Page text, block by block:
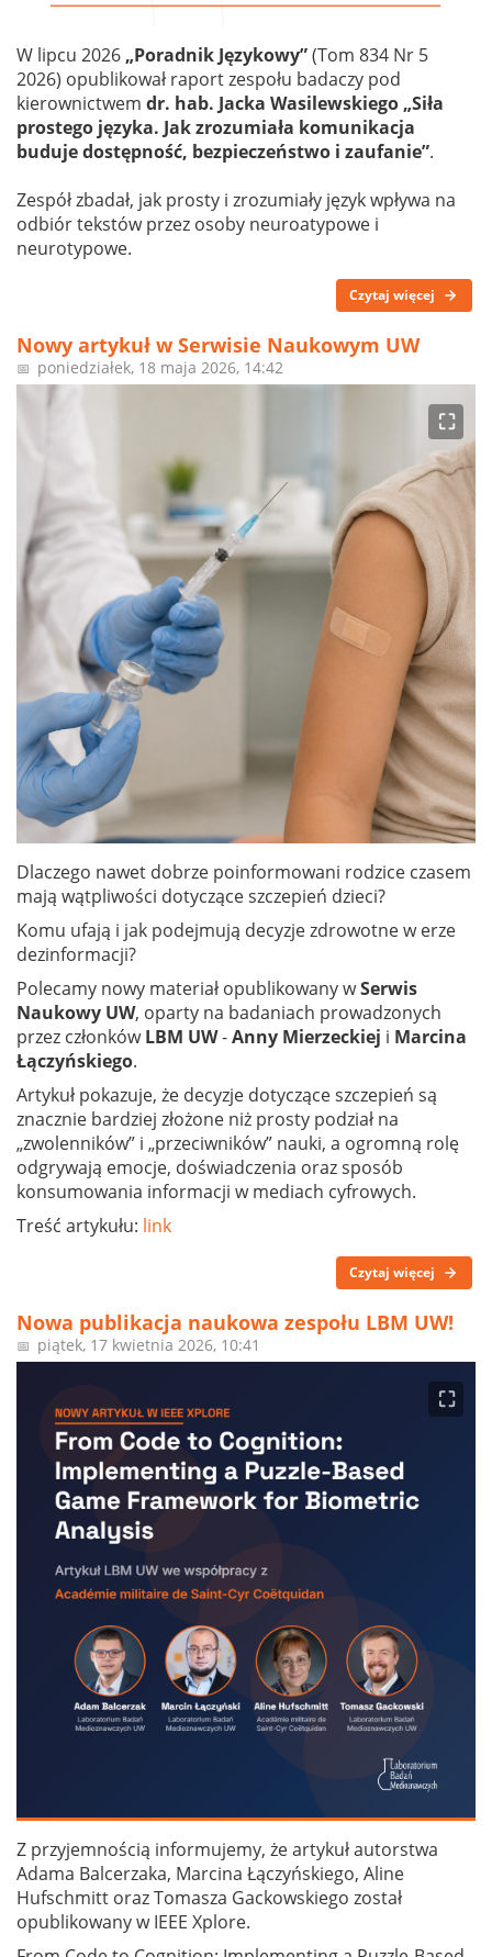
W lipcu 2026 „Poradnik Językowy”(Tom 834 Nr 5
2026) opublikował raport zespołu badaczy pod
kierownictwem dr. hab. Jacka Wasilewskiego „Siła
prostego języka. Jak zrozumiała komunikacja
buduje dostępność, bezpieczeństwo i zaufanie”.
Zespół zbadał, jak prosty i zrozumiały język wpływa na
odbiór tekstów przez osoby neuroatypowe i
neurotypowe.
Czytaj więcej
Nowy artykuł w Serwisie Naukowym UW
📅 poniedziałek, 18 maja 2026, 14:42
⛶
Dlaczego nawet dobrze poinformowani rodzice czasem
mają wątpliwości dotyczące szczepień dzieci?
Komu ufają i jak podejmują decyzje zdrowotne w erze
dezinformacji?
Polecamy nowy materiał opublikowany wSerwis
Naukowy UW, oparty na badaniach prowadzonych
przez członkówLBM UW-Anny Mierzeckiej i Marcina
Łączyńskiego.
Artykuł pokazuje, że decyzje dotyczące szczepień są
znacznie bardziej złożone niż prosty podział na
„zwolenników” i „przeciwników” nauki, a ogromną rolę
odgrywają emocje, doświadczenia oraz sposób
konsumowania informacji w mediach cyfrowych.
Treść artykułu: link
Czytaj więcej
Nowa publikacja naukowa zespołu LBM UW!
📅 piątek, 17 kwietnia 2026, 10:41
⛶
Z przyjemnością informujemy, że artykuł autorstwa
Adama Balcerzaka, Marcina Łączyńskiego, Aline
Hufschmitt oraz Tomasza Gackowskiego został
opublikowany w IEEE Xplore.